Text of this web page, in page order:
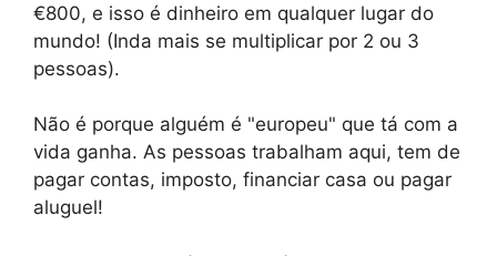
€800, e isso é dinheiro em qualquer lugar do
mundo! (Inda mais se multiplicar por 2 ou 3
pessoas).
Não é porque alguém é "europeu" que tá com a
vida ganha. As pessoas trabalham aqui, tem de
pagar contas, imposto, financiar casa ou pagar
aluguel!